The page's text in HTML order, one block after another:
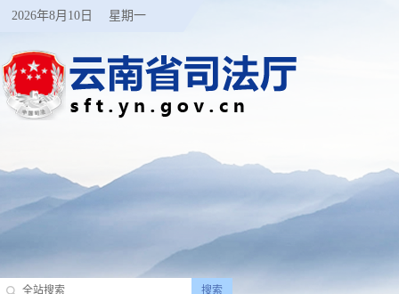
2026年8月10日 星期一